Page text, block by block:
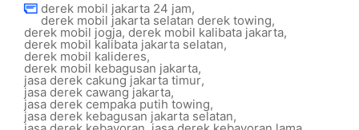
derek mobil jakarta 24 jam,
derek mobil jakarta selatan derek towing,
derek mobil jogja, derek mobil kalibata jakarta,
derek mobil kalibata jakarta selatan,
derek mobil kalideres,
derek mobil kebagusan jakarta,
jasa derek cakung jakarta timur,
jasa derek cawang jakarta,
jasa derek cempaka putih towing,
jasa derek kebagusan jakarta selatan,